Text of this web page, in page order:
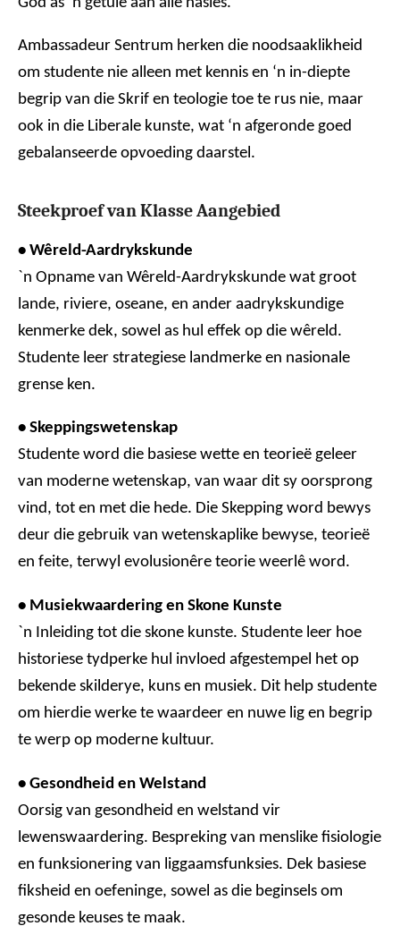
Ambassadeur Sentrum herken die noodsaaklikheid
om studente nie alleen met kennis en ‘n in-diepte
begrip van die Skrif en teologie toe te rus nie, maar
ook in die Liberale kunste, wat ‘n afgeronde goed
gebalanseerde opvoeding daarstel.
Steekproef van Klasse Aangebied
• Wêreld-Aardrykskunde
`n Opname van Wêreld-Aardrykskunde wat groot
lande, riviere, oseane, en ander aadrykskundige
kenmerke dek, sowel as hul effek op die wêreld.
Studente leer strategiese landmerke en nasionale
grense ken.
• Skeppingswetenskap
Studente word die basiese wette en teorieë geleer
van moderne wetenskap, van waar dit sy oorsprong
vind, tot en met die hede. Die Skepping word bewys
deur die gebruik van wetenskaplike bewyse, teorieë
en feite, terwyl evolusionêre teorie weerlê word.
• Musiekwaardering en Skone Kunste
`n Inleiding tot die skone kunste. Studente leer hoe
historiese tydperke hul invloed afgestempel het op
bekende skilderye, kuns en musiek. Dit help studente
om hierdie werke te waardeer en nuwe lig en begrip
te werp op moderne kultuur.
• Gesondheid en Welstand
Oorsig van gesondheid en welstand vir
lewenswaardering. Bespreking van menslike fisiologie
en funksionering van liggaamsfunksies. Dek basiese
fiksheid en oefeninge, sowel as die beginsels om
gesonde keuses te maak.